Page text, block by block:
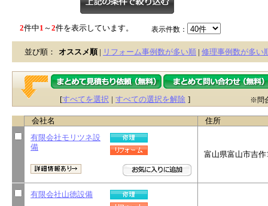
2件中1 ～2件を表示しています。 表示件数：
並び順： オススメ順 | リフォーム事例数が多い順 | 修理事例数が多い
[すべてを選択 | すべての選択を解除 ] ※問
会社名
住所
有限会社モリツネ設
備
富山県富山市吉
有限会社山徳設備